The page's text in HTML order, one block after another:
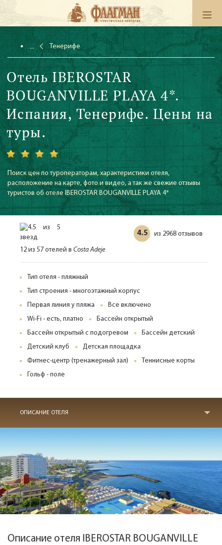
Тенерифе
Отель IBEROSTAR
BOUGANVILLE PLAYA 4*.
Испания, Тенерифе. Цены на
туры.
Поиск цен по туроператорам, характеристики отеля,
расположение на карте, фото и видео, а так же свежие отзывы
туристов об отеле IBEROSTAR BOUGANVILLE PLAYA 4*
4.5 из 2968 отзывов
12 из 57 отелей в Costa Adeje
Тип отеля - пляжный
Тип строения - многоэтажный корпус
Первая линия у пляжа
Все включено
Wi-Fi - есть, платно
Бассейн открытый
Бассейн открытый с подогревом
Бассейн детский
Детский клуб
Детская площадка
Фитнес-центр (тренажерный зал)
Теннисные корты
Гольф - поле
ОПИСАНИЕ ОТЕЛЯ
Описание отеля IBEROSTAR BOUGANVILLE